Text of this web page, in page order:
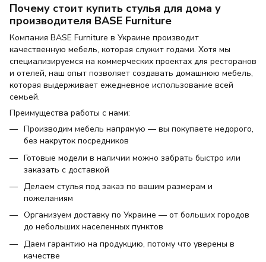
Почему стоит купить стулья для дома у
производителя BASE Furniture
Компания BASE Furniture в Украине производит
качественную мебель, которая служит годами. Хотя мы
специализируемся на коммерческих проектах для ресторанов
и отелей, наш опыт позволяет создавать домашнюю мебель,
которая выдерживает ежедневное использование всей
семьей.
Преимущества работы с нами:
Производим мебель напрямую — вы покупаете недорого,
без накруток посредников
Готовые модели в наличии можно забрать быстро или
заказать с доставкой
Делаем стулья под заказ по вашим размерам и
пожеланиям
Организуем доставку по Украине — от больших городов
до небольших населенных пунктов
Даем гарантию на продукцию, потому что уверены в
качестве